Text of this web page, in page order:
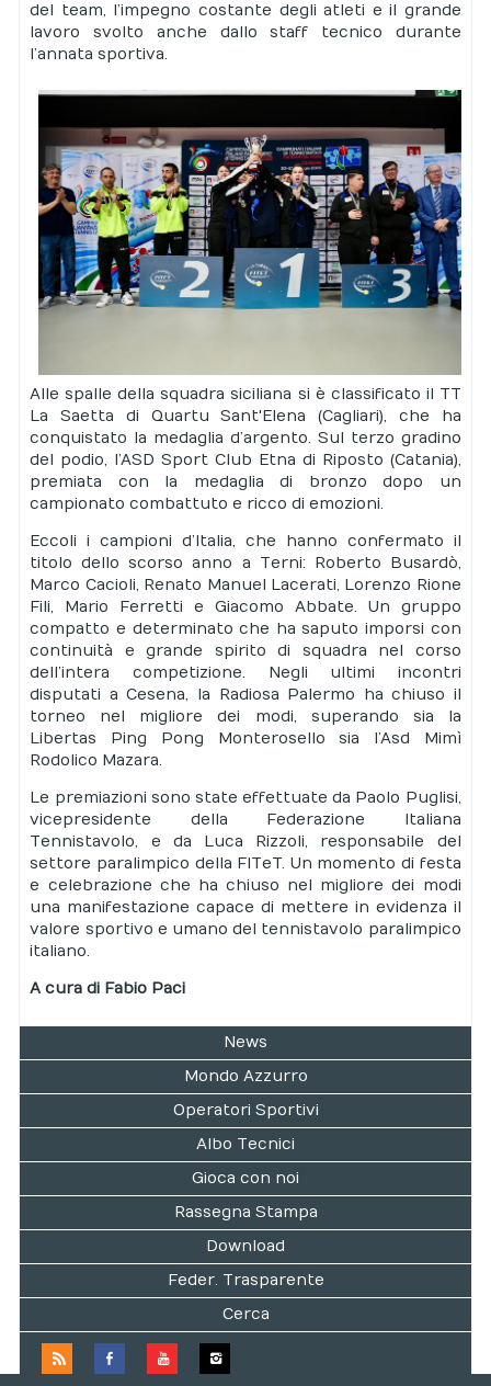
del team, l’impegno costante degli atleti e il grande
lavoro svolto anche dallo staff tecnico durante
l’annata sportiva.
Alle spalle della squadra siciliana si è classificato il TT
La Saetta di Quartu Sant'Elena (Cagliari), che ha
conquistato la medaglia d’argento. Sul terzo gradino
del podio, l’ASD Sport Club Etna di Riposto (Catania),
premiata con la medaglia di bronzo dopo un
campionato combattuto e ricco di emozioni.
Eccoli i campioni d’Italia, che hanno confermato il
titolo dello scorso anno a Terni: Roberto Busardò,
Marco Cacioli, Renato Manuel Lacerati, Lorenzo Rione
Fili, Mario Ferretti e Giacomo Abbate. Un gruppo
compatto e determinato che ha saputo imporsi con
continuità e grande spirito di squadra nel corso
dell’intera competizione. Negli ultimi incontri
disputati a Cesena, la Radiosa Palermo ha chiuso il
torneo nel migliore dei modi, superando sia la
Libertas Ping Pong Monterosello sia l’Asd Mimì
Rodolico Mazara.
Le premiazioni sono state effettuate da Paolo Puglisi,
vicepresidente della Federazione Italiana
Tennistavolo, e da Luca Rizzoli, responsabile del
settore paralimpico della FITeT. Un momento di festa
e celebrazione che ha chiuso nel migliore dei modi
una manifestazione capace di mettere in evidenza il
valore sportivo e umano del tennistavolo paralimpico
italiano.
A cura di Fabio Paci
News
Mondo Azzurro
Operatori Sportivi
Albo Tecnici
Gioca con noi
Rassegna Stampa
Download
Feder. Trasparente
Cerca